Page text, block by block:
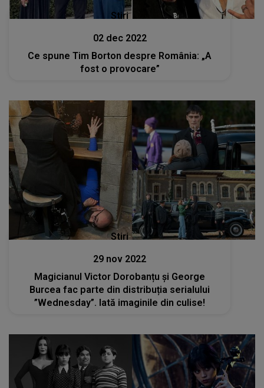
Stiri
02 dec 2022
Ce spune Tim Borton despre România: „A
fost o provocare”
Stiri
29 nov 2022
Magicianul Victor Dorobanțu și George
Burcea fac parte din distribuția serialului
”Wednesday”. Iată imaginile din culise!